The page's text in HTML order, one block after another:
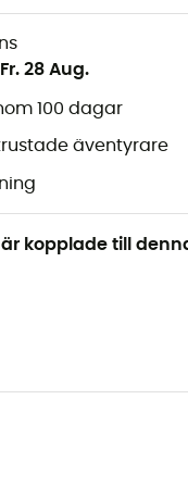
Fr. 28 Aug.
100 dagar
äventyrare
kopplade till